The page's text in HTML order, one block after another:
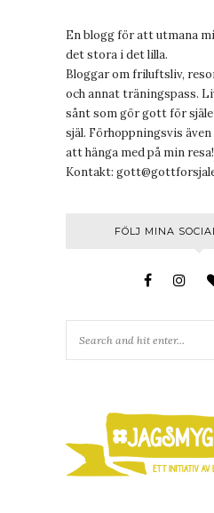
En blogg för att utmana
det stora i det lilla.
Bloggar om friluftsliv,
och annat träningspass.
sånt som gör gott för
själ. Förhoppningsvis
att hänga med på min resa!
Kontakt:
FÖLJ MINA